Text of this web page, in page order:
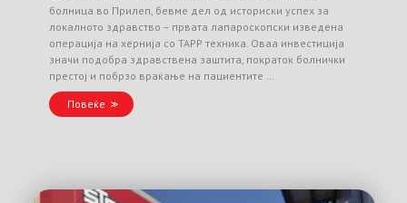
болница во Прилеп, бевме дел од историски успех за
локалното здравство – првата лапароскопски изведена
операција на хернија со TAPP техника. Оваа инвестиција
значи подобра здравствена заштита, пократок болнички
престој и побрзо враќање на пациентите …
Повеќе